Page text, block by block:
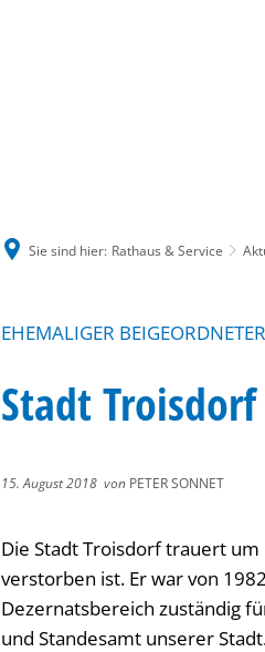
Sie sind hier: Rathaus & Service
EHEMALIGER
Stadt
15. August 2018 von PETER SONNET
Die Stadt Troisdorf trauert
verstorben ist. Er war von
Dezernatsbereich zuständig
und Standesamt unserer